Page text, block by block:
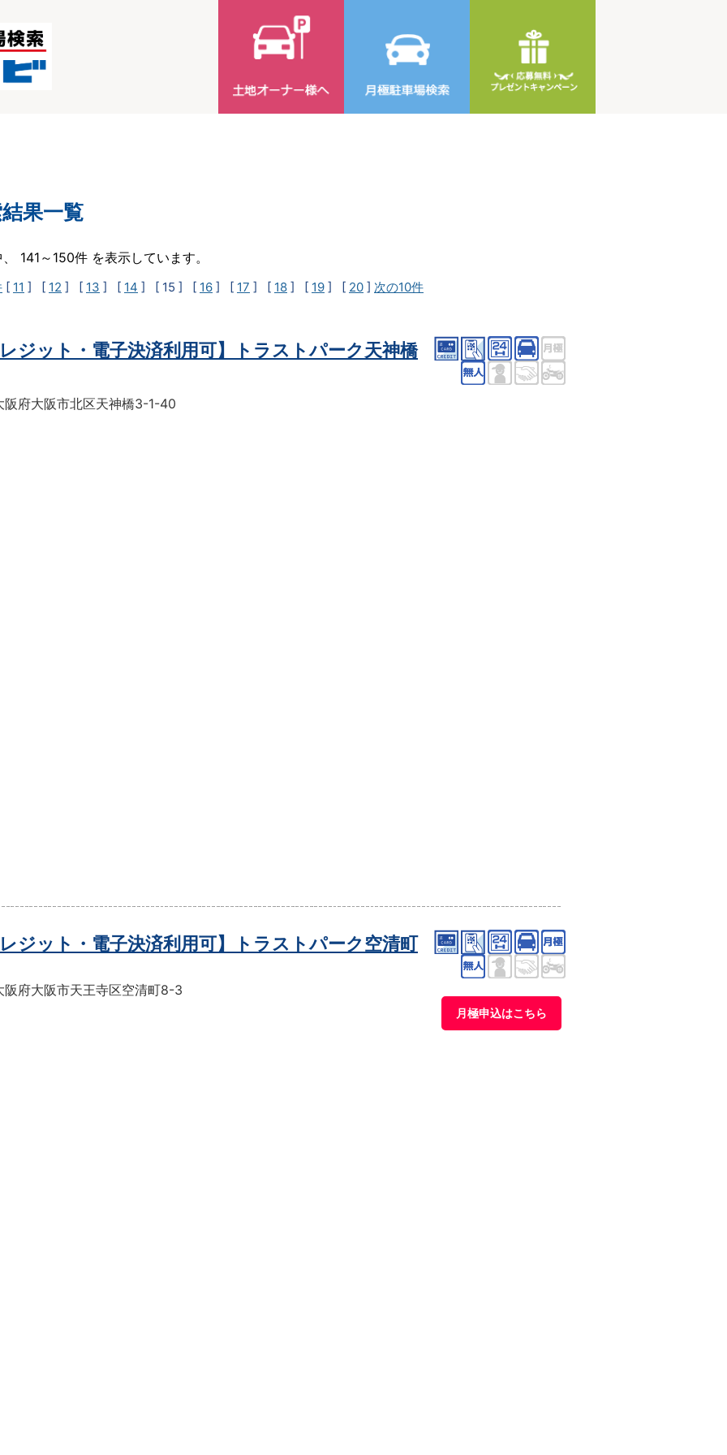
果一覧
141～150件 を表示しています。
[ 11 ] [ 12 ] [ 13 ] [ 14 ] [ 15 ] [ 16 ] [ 17 ] [ 18 ] [ 19 ] [ 20 ] 次の10件
レジット・電子決済利用可】トラストパーク天神橋
阪府大阪市北区天神橋3-1-40
レジット・電子決済利用可】トラストパーク空清町
阪府大阪市天王寺区空清町8-3
月極申込はこちら